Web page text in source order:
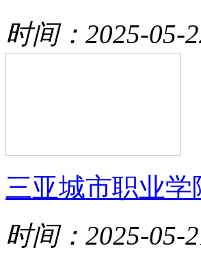
时间：2025-05-
三亚城市职业
时间：2025-05-